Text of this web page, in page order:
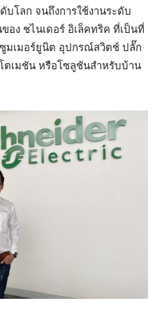
บโลก จนถึงการใช้งานระดับ
ง ชไนเดอร์ อิเล็คทริค ที่เป็นที่
มเมอร์ยูนิต อุปกรณ์สวิตช์ ปลั๊ก
ตเมชัน หรือโซลูชันสำหรับบ้าน